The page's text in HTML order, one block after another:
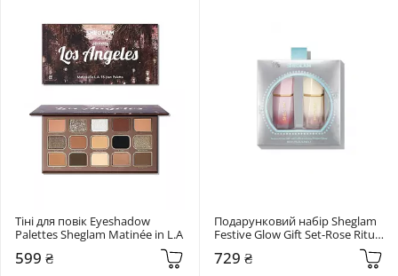
Тіні для повік Eyeshadow
Palettes Sheglam Matinée in L.A
599 ₴
Подарунковий набір Sheglam
Festive Glow Gift Set-Rose Ritual
729 ₴